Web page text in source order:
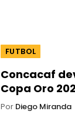
FUTBOL
Concacaf
Copa Oro
Por Diego Miranda